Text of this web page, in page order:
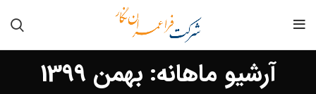
آرشیو ماهانه: بهمن 1399